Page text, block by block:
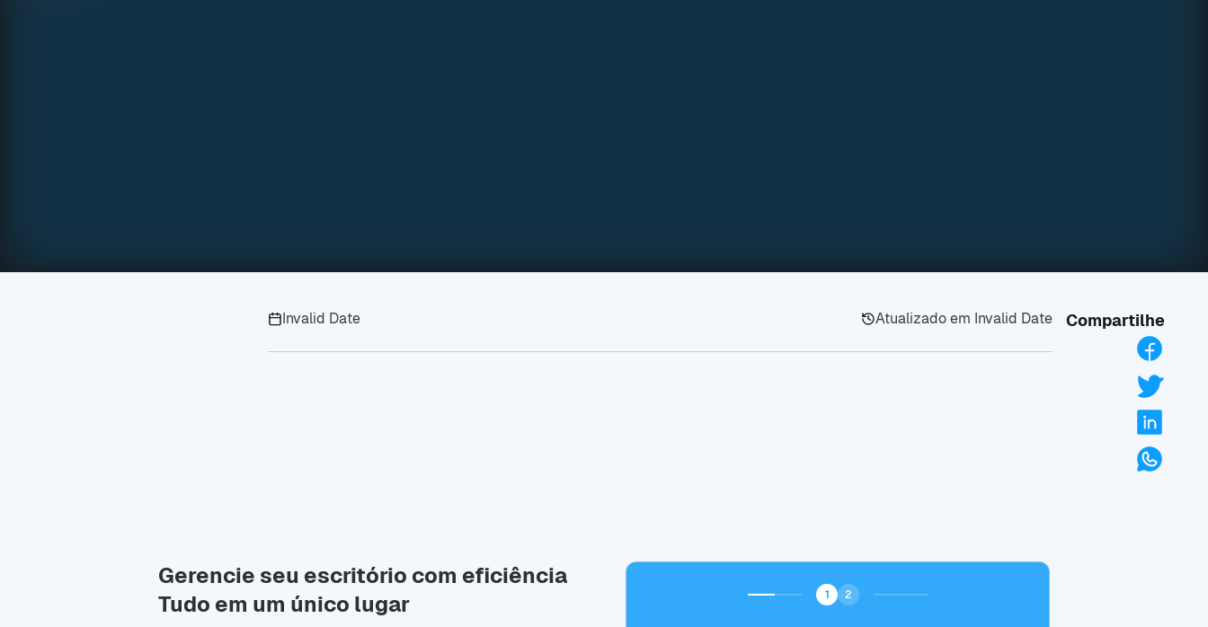
Invalid Date Atualizado em Invalid Date Compartilhe
Gerencie seu escritório com eficiência
Tudo em um único lugar
1 2